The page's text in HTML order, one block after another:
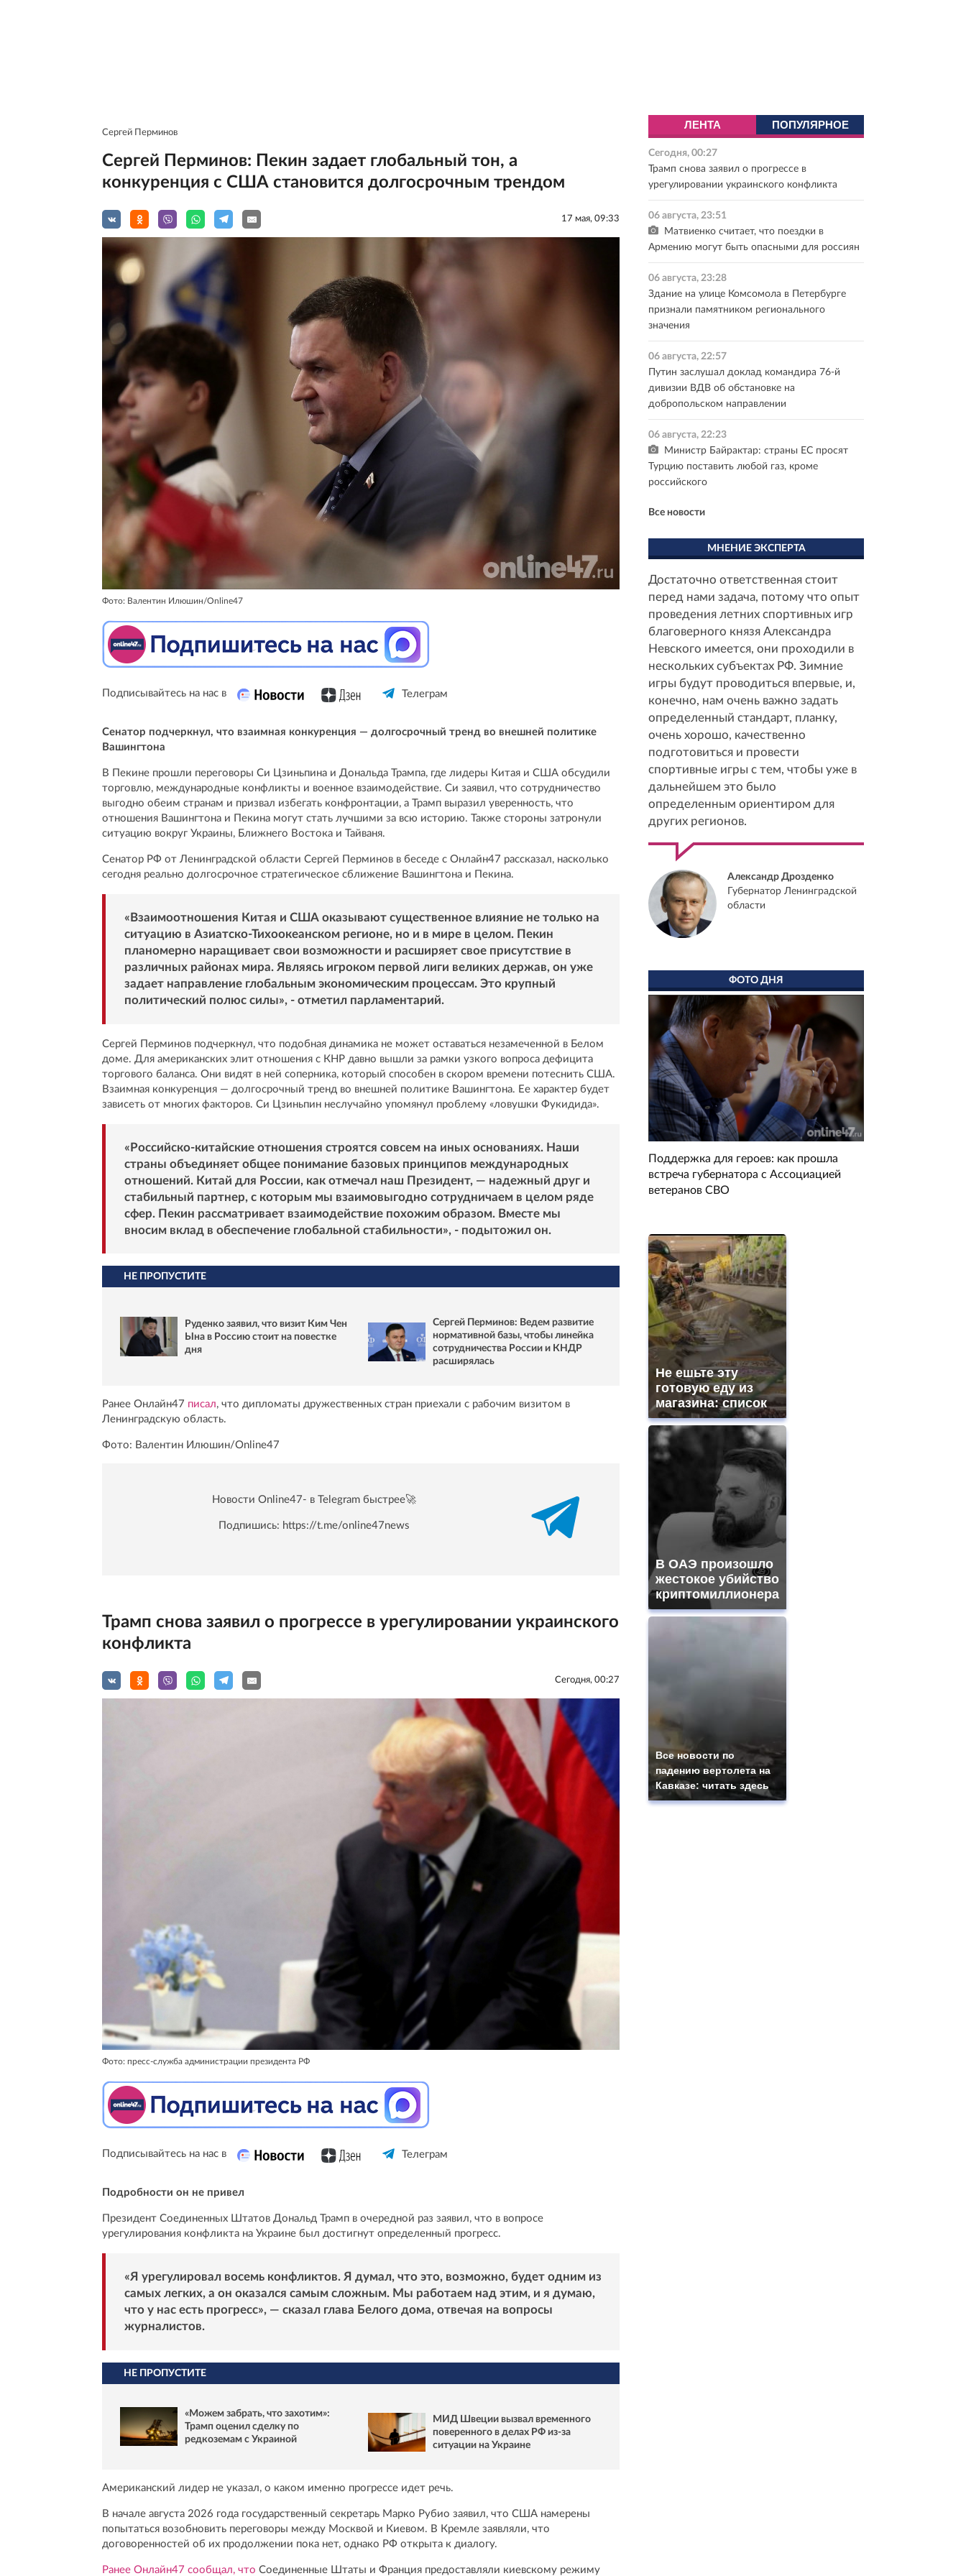
Сергей Перминов
Сергей Перминов: Пекин задает глобальный тон, а
конкуренция с США становится долгосрочным трендом
17 мая, 09:33
Фото: Валентин Илюшин/Online47
Подписывайтесь на нас в Телеграм
Сенатор подчеркнул, что взаимная конкуренция — долгосрочный тренд во внешней политике
Вашингтона
В Пекине прошли переговоры Си Цзиньпина и Дональда Трампа, где лидеры Китая и США обсудили
торговлю, международные конфликты и военное взаимодействие. Си заявил, что сотрудничество
выгодно обеим странам и призвал избегать конфронтации, а Трамп выразил уверенность, что
отношения Вашингтона и Пекина могут стать лучшими за всю историю. Также стороны затронули
ситуацию вокруг Украины, Ближнего Востока и Тайваня.
Сенатор РФ от Ленинградской области Сергей Перминов в беседе с Онлайн47 рассказал, насколько
сегодня реально долгосрочное стратегическое сближение Вашингтона и Пекина.
«Взаимоотношения Китая и США оказывают существенное влияние не только на
ситуацию в Азиатско-Тихоокеанском регионе, но и в мире в целом. Пекин
планомерно наращивает свои возможности и расширяет свое присутствие в
различных районах мира. Являясь игроком первой лиги великих держав, он уже
задает направление глобальным экономическим процессам. Это крупный
политический полюс силы», - отметил парламентарий.
Сергей Перминов подчеркнул, что подобная динамика не может оставаться незамеченной в Белом
доме. Для американских элит отношения с КНР давно вышли за рамки узкого вопроса дефицита
торгового баланса. Они видят в ней соперника, который способен в скором времени потеснить США.
Взаимная конкуренция — долгосрочный тренд во внешней политике Вашингтона. Ее характер будет
зависеть от многих факторов. Си Цзиньпин неслучайно упомянул проблему «ловушки Фукидида».
«Российско-китайские отношения строятся совсем на иных основаниях. Наши
страны объединяет общее понимание базовых принципов международных
отношений. Китай для России, как отмечал наш Президент, — надежный друг и
стабильный партнер, с которым мы взаимовыгодно сотрудничаем в целом ряде
сфер. Пекин рассматривает взаимодействие похожим образом. Вместе мы
вносим вклад в обеспечение глобальной стабильности», - подытожил он.
НЕ ПРОПУСТИТЕ
Руденко заявил, что визит Ким Чен
Ына в Россию стоит на повестке
дня
Сергей Перминов: Ведем развитие
нормативной базы, чтобы линейка
сотрудничества России и КНДР
расширялась
Ранее Онлайн47 писал, что дипломаты дружественных стран приехали с рабочим визитом в
Ленинградскую область.
Фото: Валентин Илюшин/Online47
Новости Online47- в Telegram быстрее🚀
Подпишись: https://t.me/online47news
Трамп снова заявил о прогрессе в урегулировании украинского
конфликта
Сегодня, 00:27
Фото: пресс-служба администрации президента РФ
Подписывайтесь на нас в Телеграм
Подробности он не привел
Президент Соединенных Штатов Дональд Трамп в очередной раз заявил, что в вопросе
урегулирования конфликта на Украине был достигнут определенный прогресс.
«Я урегулировал восемь конфликтов. Я думал, что это, возможно, будет одним из
самых легких, а он оказался самым сложным. Мы работаем над этим, и я думаю,
что у нас есть прогресс», — сказал глава Белого дома, отвечая на вопросы
журналистов.
НЕ ПРОПУСТИТЕ
«Можем забрать, что захотим»:
Трамп оценил сделку по
редкоземам с Украиной
МИД Швеции вызвал временного
поверенного в делах РФ из-за
ситуации на Украине
Американский лидер не указал, о каком именно прогрессе идет речь.
В начале августа 2026 года государственный секретарь Марко Рубио заявил, что США намерены
попытаться возобновить переговоры между Москвой и Киевом. В Кремле заявляли, что
договоренностей об их продолжении пока нет, однако РФ открыта к диалогу.
Ранее Онлайн47 сообщал, что Соединенные Штаты и Франция предоставляли киевскому режиму
ЛЕНТА ПОПУЛЯРНОЕ
Сегодня, 00:27
Трамп снова заявил о прогрессе в
урегулировании украинского конфликта
06 августа, 23:51
Матвиенко считает, что поездки в
Армению могут быть опасными для россиян
06 августа, 23:28
Здание на улице Комсомола в Петербурге
признали памятником регионального
значения
06 августа, 22:57
Путин заслушал доклад командира 76-й
дивизии ВДВ об обстановке на
добропольском направлении
06 августа, 22:23
Министр Байрактар: страны ЕС просят
Турцию поставить любой газ, кроме
российского
Все новости
МНЕНИЕ ЭКСПЕРТА
Достаточно ответственная стоит
перед нами задача, потому что опыт
проведения летних спортивных игр
благоверного князя Александра
Невского имеется, они проходили в
нескольких субъектах РФ. Зимние
игры будут проводиться впервые, и,
конечно, нам очень важно задать
определенный стандарт, планку,
очень хорошо, качественно
подготовиться и провести
спортивные игры с тем, чтобы уже в
дальнейшем это было
определенным ориентиром для
других регионов.
Александр Дрозденко
Губернатор Ленинградской
области
ФОТО ДНЯ
Поддержка для героев: как прошла
встреча губернатора с Ассоциацией
ветеранов СВО
Не ешьте эту
готовую еду из
магазина: список
В ОАЭ произошло
жестокое убийство
криптомиллионера
Все новости по
падению вертолета на
Кавказе: читать здесь